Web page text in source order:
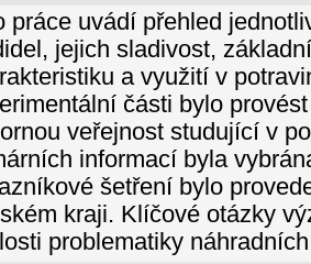
práce uvádí přehled
jejich sladivost,
a využití v
části bylo
veřejnost studující v
informací byla
šetření bylo
kraji. Klíčové otázky
problematiky